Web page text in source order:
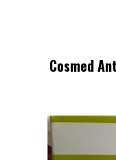
Cosmed